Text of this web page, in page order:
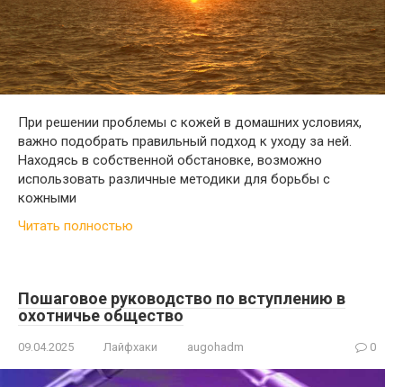
При решении проблемы с кожей в домашних условиях,
важно подобрать правильный подход к уходу за ней.
Находясь в собственной обстановке, возможно
использовать различные методики для борьбы с
кожными
Читать полностью
Пошаговое руководство по вступлению в
охотничье общество
09.04.2025 Лайфхаки augohadm 0